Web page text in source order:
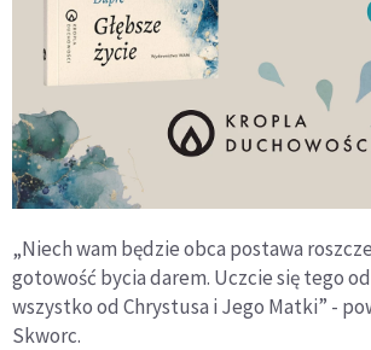
„Niech wam będzie obca postawa
gotowość bycia darem. Uczcie się tego
wszystko od Chrystusa i Jego Matki” -
Skworc.